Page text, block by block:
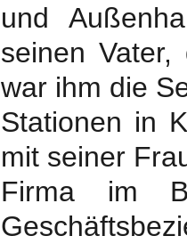
und
seinen
war ihm die
Stationen in
mit seiner
Firma im